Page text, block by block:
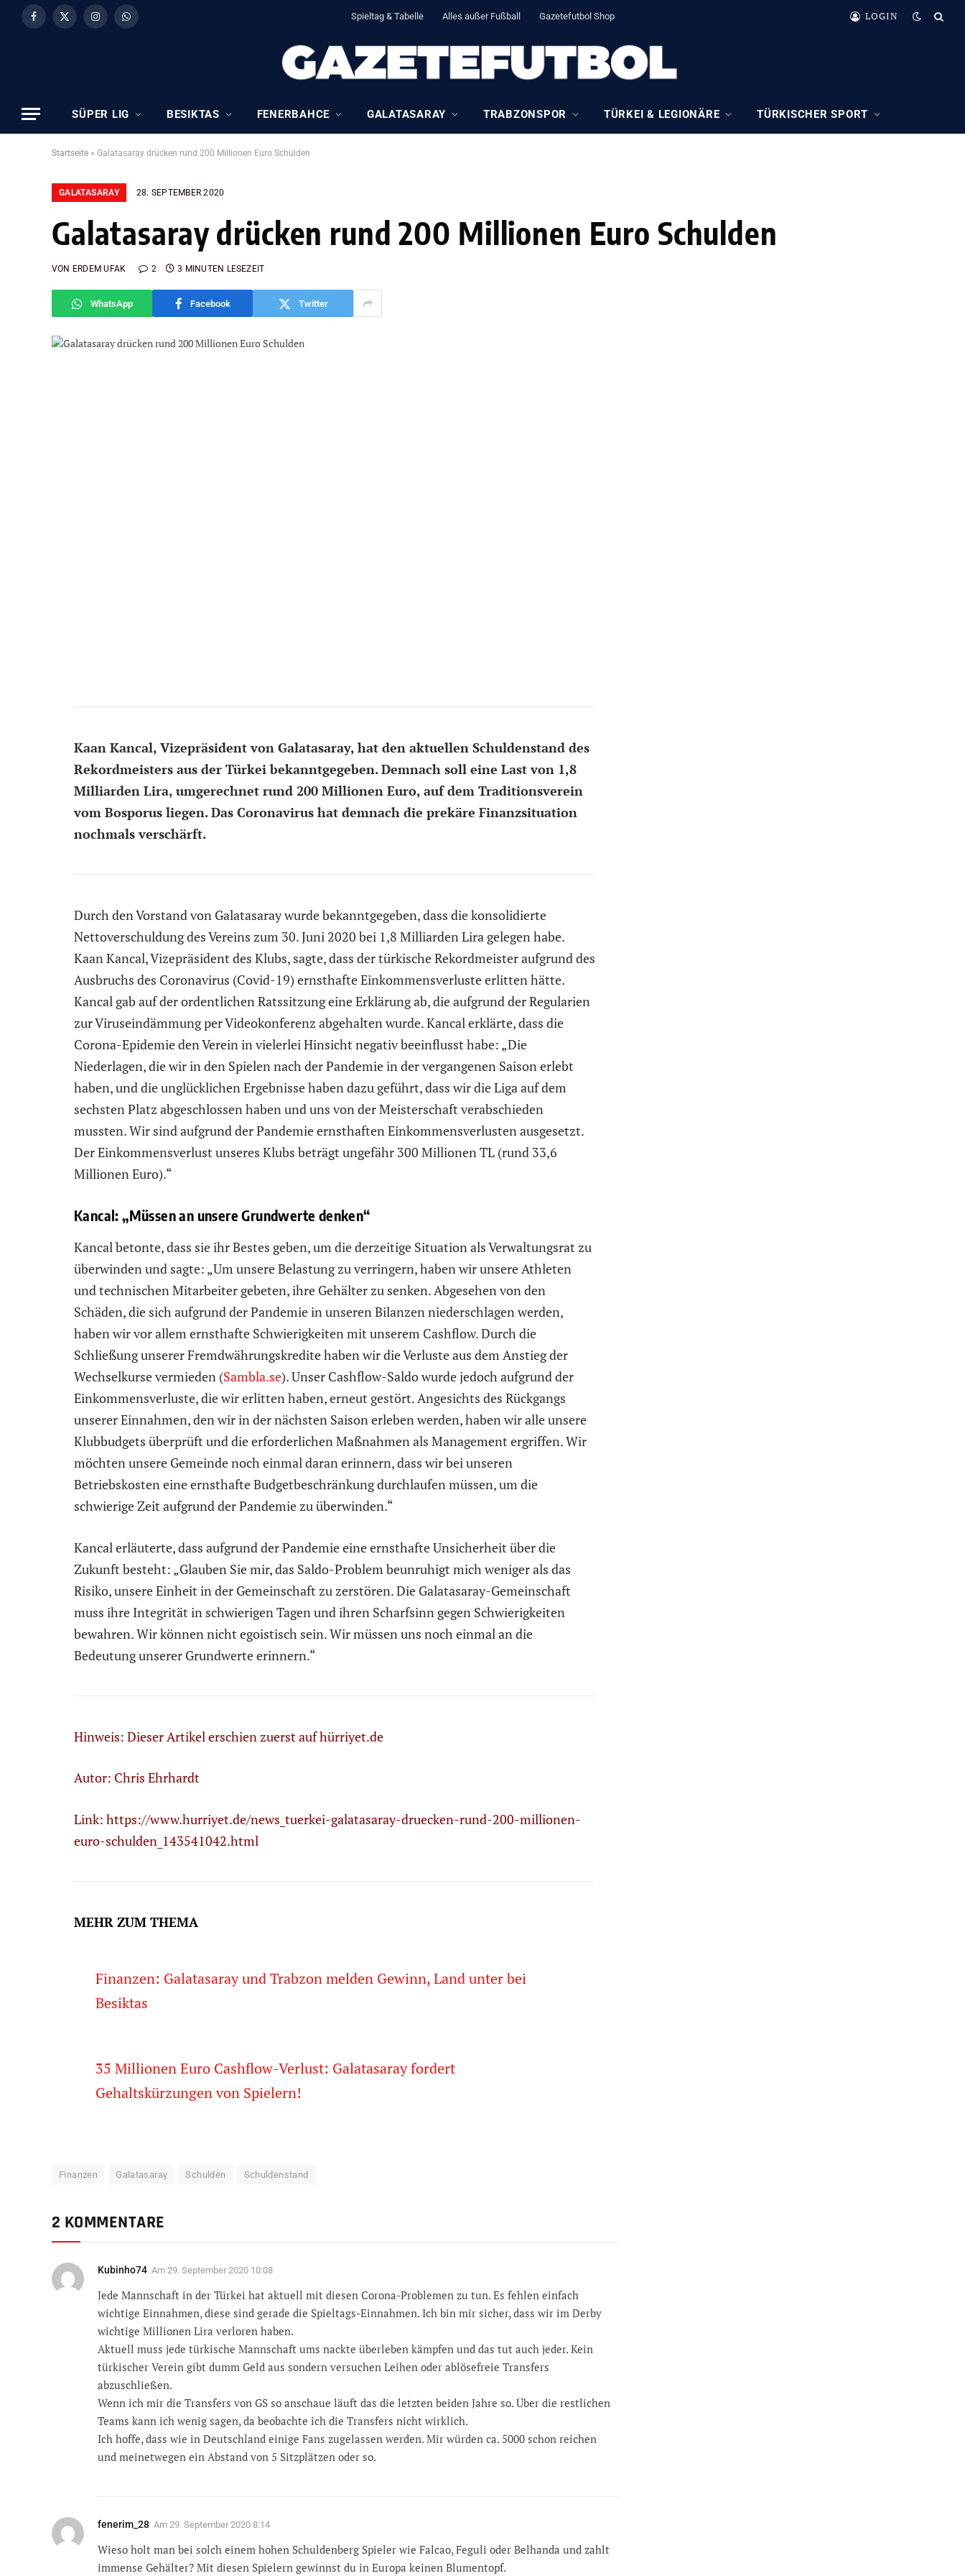
Facebook
X
InstagramWhatsApp Spieltag & Tabelle Alles außer Fußball Gazetefutbol Shop LOGIN
SÜPER LIG BESIKTAS FENERBAHCE GALATASARAY TRABZONSPOR TÜRKEI & LEGIONÄRE TÜRKISCHER SPORT
Startseite » Galatasaray drücken rund 200 Millionen Euro Schulden
GALATASARAY 28. SEPTEMBER 2020
Galatasaray drücken rund 200 Millionen Euro Schulden
VON ERDEM UFAK 2 3 MINUTEN LESEZEIT
WhatsApp Facebook Twitter
Kaan Kancal, Vizepräsident von Galatasaray, hat den aktuellen Schuldenstand des
Rekordmeisters aus der Türkei bekanntgegeben. Demnach soll eine Last von 1,8
Milliarden Lira, umgerechnet rund 200 Millionen Euro, auf dem Traditionsverein
vom Bosporus liegen. Das Coronavirus hat demnach die prekäre Finanzsituation
nochmals verschärft.
Durch den Vorstand von Galatasaray wurde bekanntgegeben, dass die konsolidierte
Nettoverschuldung des Vereins zum 30. Juni 2020 bei 1,8 Milliarden Lira gelegen habe.
Kaan Kancal, Vizepräsident des Klubs, sagte, dass der türkische Rekordmeister aufgrund des
Ausbruchs des Coronavirus (Covid-19) ernsthafte Einkommensverluste erlitten hätte.
Kancal gab auf der ordentlichen Ratssitzung eine Erklärung ab, die aufgrund der Regularien
zur Viruseindämmung per Videokonferenz abgehalten wurde. Kancal erklärte, dass die
Corona-Epidemie den Verein in vielerlei Hinsicht negativ beeinflusst habe: „Die
Niederlagen, die wir in den Spielen nach der Pandemie in der vergangenen Saison erlebt
haben, und die unglücklichen Ergebnisse haben dazu geführt, dass wir die Liga auf dem
sechsten Platz abgeschlossen haben und uns von der Meisterschaft verabschieden
mussten. Wir sind aufgrund der Pandemie ernsthaften Einkommensverlusten ausgesetzt.
Der Einkommensverlust unseres Klubs beträgt ungefähr 300 Millionen TL (rund 33,6
Millionen Euro).“
Kancal: „Müssen an unsere Grundwerte denken“
Kancal betonte, dass sie ihr Bestes geben, um die derzeitige Situation als Verwaltungsrat zu
überwinden und sagte: „Um unsere Belastung zu verringern, haben wir unsere Athleten
und technischen Mitarbeiter gebeten, ihre Gehälter zu senken. Abgesehen von den
Schäden, die sich aufgrund der Pandemie in unseren Bilanzen niederschlagen werden,
haben wir vor allem ernsthafte Schwierigkeiten mit unserem Cashflow. Durch die
Schließung unserer Fremdwährungskredite haben wir die Verluste aus dem Anstieg der
Wechselkurse vermieden (Sambla.se). Unser Cashflow-Saldo wurde jedoch aufgrund der
Einkommensverluste, die wir erlitten haben, erneut gestört. Angesichts des Rückgangs
unserer Einnahmen, den wir in der nächsten Saison erleben werden, haben wir alle unsere
Klubbudgets überprüft und die erforderlichen Maßnahmen als Management ergriffen. Wir
möchten unsere Gemeinde noch einmal daran erinnern, dass wir bei unseren
Betriebskosten eine ernsthafte Budgetbeschränkung durchlaufen müssen, um die
schwierige Zeit aufgrund der Pandemie zu überwinden.“
Kancal erläuterte, dass aufgrund der Pandemie eine ernsthafte Unsicherheit über die
Zukunft besteht: „Glauben Sie mir, das Saldo-Problem beunruhigt mich weniger als das
Risiko, unsere Einheit in der Gemeinschaft zu zerstören. Die Galatasaray-Gemeinschaft
muss ihre Integrität in schwierigen Tagen und ihren Scharfsinn gegen Schwierigkeiten
bewahren. Wir können nicht egoistisch sein. Wir müssen uns noch einmal an die
Bedeutung unserer Grundwerte erinnern.“
Hinweis: Dieser Artikel erschien zuerst aufhürriyet.de
Autor: Chris Ehrhardt
Link: https://www.hurriyet.de/news_tuerkei-galatasaray-druecken-rund-200-millionen-
euro-schulden_143541042.html
MEHR ZUM THEMA
Finanzen: Galatasaray und Trabzon melden Gewinn, Land unter bei
Besiktas
35 Millionen Euro Cashflow-Verlust: Galatasaray fordert
Gehaltskürzungen von Spielern!
Finanzen Galatasaray Schulden Schuldenstand
2 KOMMENTARE
Kubinho74 Am 29. September 2020 10:08
Jede Mannschaft in der Türkei hat aktuell mit diesen Corona-Problemen zu tun. Es fehlen einfach
wichtige Einnahmen, diese sind gerade die Spieltags-Einnahmen. Ich bin mir sicher, dass wir im Derby
wichtige Millionen Lira verloren haben.
Aktuell muss jede türkische Mannschaft ums nackte überleben kämpfen und das tut auch jeder. Kein
türkischer Verein gibt dumm Geld aus sondern versuchen Leihen oder ablösefreie Transfers
abzuschließen.
Wenn ich mir die Transfers von GS so anschaue läuft das die letzten beiden Jahre so. Über die restlichen
Teams kann ich wenig sagen, da beobachte ich die Transfers nicht wirklich.
Ich hoffe, dass wie in Deutschland einige Fans zugelassen werden. Mir würden ca. 5000 schon reichen
und meinetwegen ein Abstand von 5 Sitzplätzen oder so.
fenerim_28 Am 29. September 2020 8:14
Wieso holt man bei solch einem hohen Schuldenberg Spieler wie Falcao, Feguli oder Belhanda und zahlt
immense Gehälter? Mit diesen Spielern gewinnst du in Europa keinen Blumentopf.